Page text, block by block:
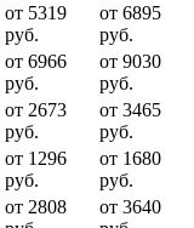
от 5319
руб.
от 6895
руб.
от 6966
руб.
от 9030
руб.
от 2673
руб.
от 3465
руб.
от 1296
руб.
от 1680
руб.
от 2808
от 3640